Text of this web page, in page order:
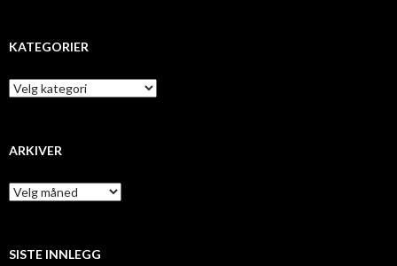
KATEGORIER
Kategorier
ARKIVER
Arkiver
SISTE INNLEGG